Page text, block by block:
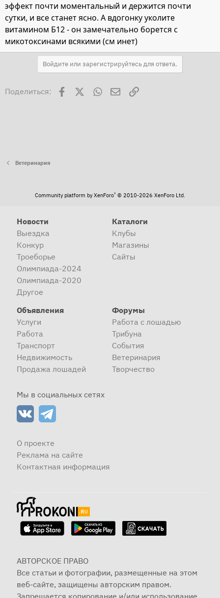
эффект почти моментальный и держится почти
сутки, и все станет ясно. А вдогонку уколите
витамином Б12 - он замечательно борется с
микотоксинами всякими (см инет)
Войдите или зарегистрируйтесь для ответа.
Поделиться: Facebook WhatsAppЭлектронная почта
Ссылка
Ветеринария
Community platform by XenForo® © 2010-2026 XenForo Ltd.
Новости
Выездка
Конкур
Троеборье
Олимпиада-2024
Олимпиада-2020
Другое
Каталоги
Клубы
Магазины
Сайты
Объявления
Услуги
Работа
Транспорт
Недвижимость
Продажа лошадей
Форумы
Работа с лошадью
Трибуна
События
Ветеринария
Творчество
Мы в социальных сетях
О проекте
Реклама на сайте
Контактная информация
АВТОРСКОЕ ПРАВО
Все статьи и фотографии, размещенные на этом
веб-сайте, защищены авторским правом.